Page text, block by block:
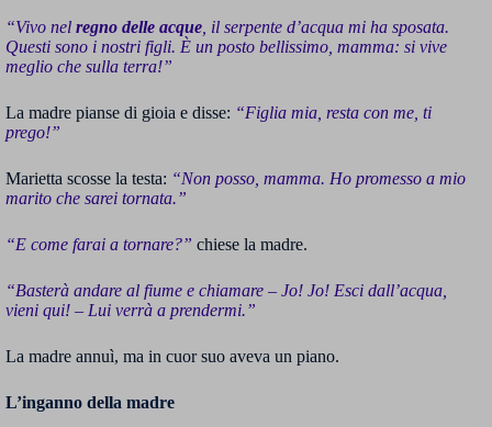
“Vivo nel regno delle acque , il serpente d’acqua mi ha sposata.
Questi sono i nostri figli. È un posto bellissimo, mamma: si vive
meglio che sulla terra!”
La madre pianse di gioia e disse: “Figlia mia, resta con me, ti
prego!”
Marietta scosse la testa: “Non posso, mamma. Ho promesso a mio
marito che sarei tornata.”
“E come farai a tornare?” chiese la madre.
“Basterà andare al fiume e chiamare – Jo! Jo! Esci dall’acqua,
vieni qui! – Lui verrà a prendermi.”
La madre annuì, ma in cuor suo aveva un piano.
L’inganno della madre